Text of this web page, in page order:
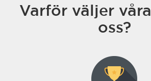
Varför väljer
oss?